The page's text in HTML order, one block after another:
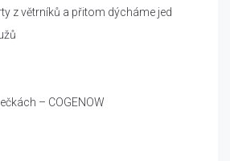
z větrníků a přitom dýcháme jed
– COGENOW